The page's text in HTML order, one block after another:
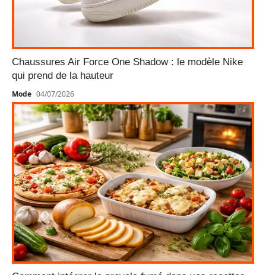
Chaussures Air Force One Shadow : le modèle Nike
qui prend de la hauteur
Mode 04/07/2026